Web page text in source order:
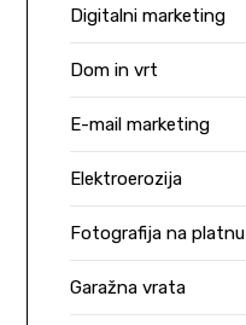
Digitalni marketing
Dom in vrt
E-mail marketing
Elektroerozija
Fotografija na platnu
Garažna vrata